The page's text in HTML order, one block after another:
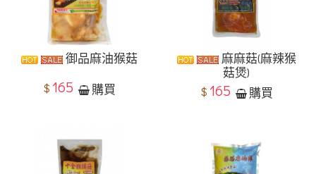
御品麻油猴菇
$ 165 購買
麻麻菇(麻辣猴
菇煲)
$ 165 購買